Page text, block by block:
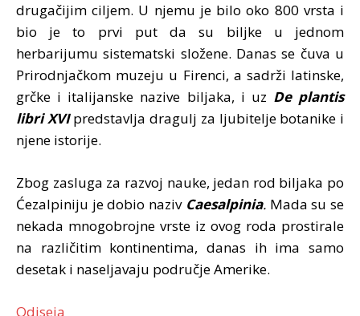
drugačijim ciljem. U njemu je bilo oko 800 vrsta i
bio je to prvi put da su biljke u jednom
herbarijumu sistematski složene. Danas se čuva u
Prirodnjačkom muzeju u Firenci, a sadrži latinske,
grčke i italijanske nazive biljaka, i uz De plantis
libri XVIpredstavlja dragulj za ljubitelje botanike i
njene istorije.
Zbog zasluga za razvoj nauke, jedan rod biljaka po
Ćezalpiniju je dobio naziv Caesalpinia. Mada su se
nekada mnogobrojne vrste iz ovog roda prostirale
na različitim kontinentima, danas ih ima samo
desetak i naseljavaju područje Amerike.
Odiseja